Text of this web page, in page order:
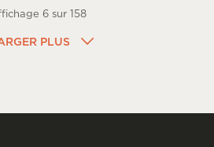
6sur 158
PLUS